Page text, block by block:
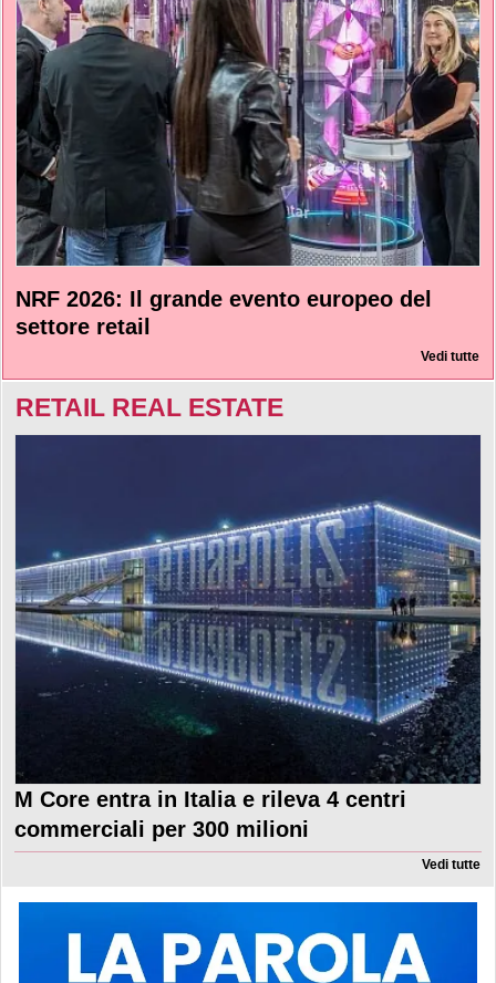
NRF 2026: Il grande evento europeo del
settore retail
Vedi tutte
RETAIL REAL ESTATE
M Core entra in Italia e rileva 4 centri
commerciali per 300 milioni
Vedi tutte